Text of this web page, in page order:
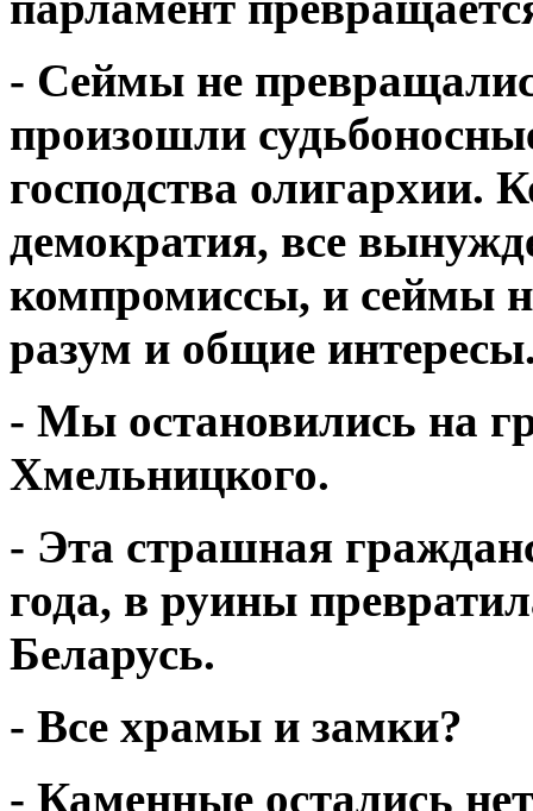
- Сеймы не
произошли
господства олигархии.
демократия, все
компромиссы, и сеймы
разум и общие
- Мы остановились на
Хмельницкого.
- Эта страшная
года, в руины
Беларусь.
- Все храмы и замки?
- Каменные остались